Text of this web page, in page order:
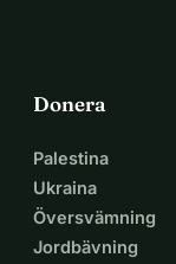
Donera
Palestina
Ukraina
Översvämning
Jordbävning